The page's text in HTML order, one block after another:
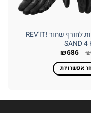
כפפות לחורף שחור REV'IT!
SAND 4
₪
המחיר
היה:
₪858.
₪686 המחיר
הוא:
₪686.אפשרויות